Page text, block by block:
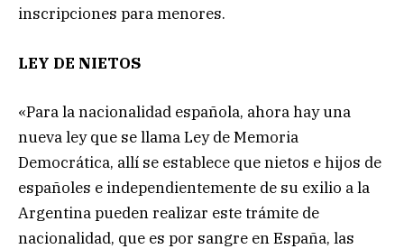
inscripciones para menores.
LEY DE NIETOS
«Para la nacionalidad española, ahora hay una
nueva ley que se llama Ley de Memoria
Democrática, allí se establece que nietos e hijos de
españoles e independientemente de su exilio a la
Argentina pueden realizar este trámite de
nacionalidad, que es por sangre en España, las